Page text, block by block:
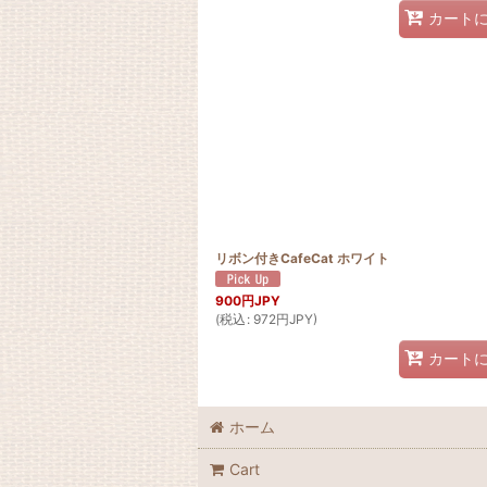
カート
リボン付きCafeCat ホワイト
900円JPY
(税込 : 972円JPY)
カート
ホーム
Cart